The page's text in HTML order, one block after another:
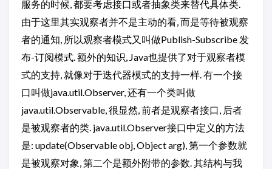
服务的时候, 都要考虑接口或者抽象类来替代具体类.
由于这里其实观察者并不是主动的看, 而是等待被观察
者的通知, 所以观察者模式又叫做Publish-Subscribe 发
布-订阅模式. 额外的知识, Java也提供了对于观察者模
式的支持, 就像对于迭代器模式的支持一样. 有一个接
口叫做java.util.Observer, 还有一个类叫做
java.util.Observable, 很显然, 前者是观察者接口, 后者
是被观察者的类. java.util.Observer接口中定义的方法
是: update(Observable obj, Object arg), 第一个参数就
是被观察对象, 第二个是额外附带的参数. 其结构与我